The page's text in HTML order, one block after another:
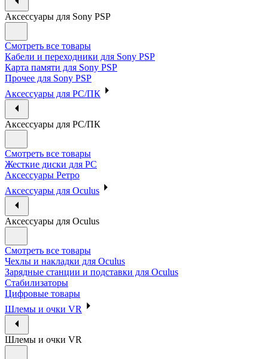
Аксессуары для Sony PSP
Смотреть все товары
Кабели и переходники для Sony PSP
Карта памяти для Sony PSP
Прочее для Sony PSP
Аксессуары для PC/ПК
Аксессуары для PC/ПК
Смотреть все товары
Жесткие диски для PC
Аксессуары Ретро
Аксессуары для Oculus
Аксессуары для Oculus
Смотреть все товары
Чехлы и накладки для Oculus
Зарядные станции и подставки для Oculus
Стабилизаторы
Цифровые товары
Шлемы и очки VR
Шлемы и очки VR